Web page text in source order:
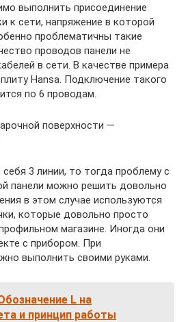
выполнить присоединение
к сети, напряжение в которой
проблематичны такие
проводов панели не
в сети. В качестве примера
Hansa. Подключение такого
по 6 проводам.
поверхности —
3 линии, то тогда проблему с
панели можно решить довольно
в этом случае используются
которые довольно просто
магазине. Иногда они
с прибором. При
выполнить своими руками.
L на
и принцип работы